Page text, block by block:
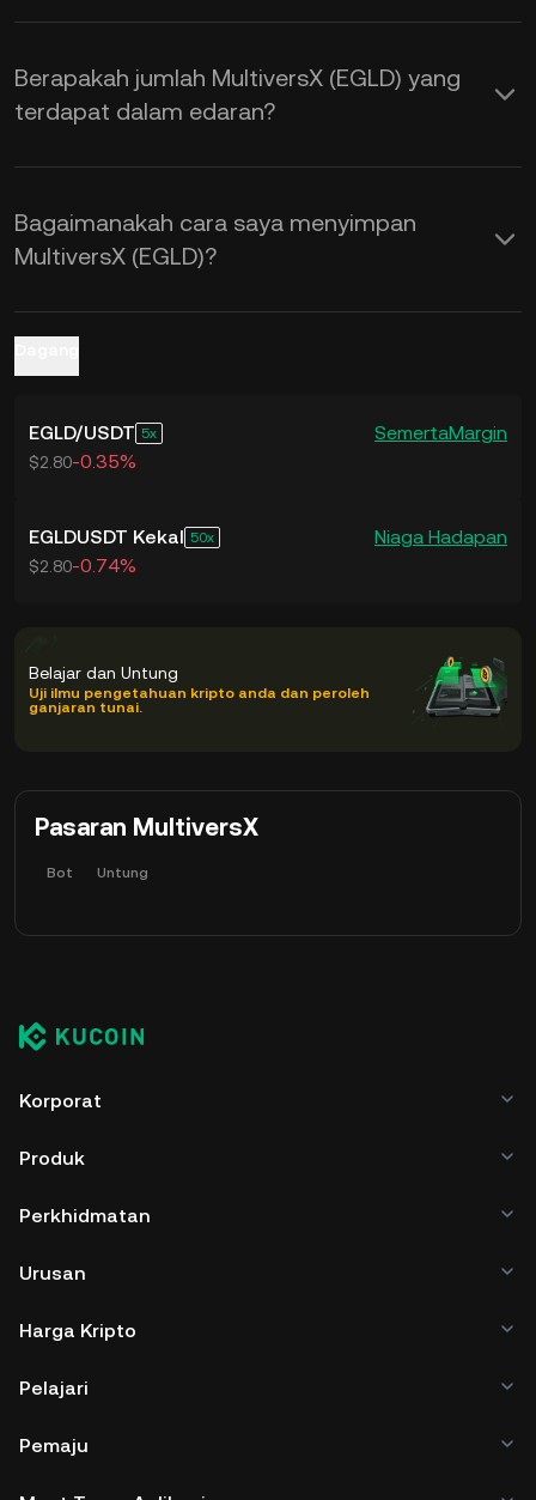
EGLD kepada USDmasa nyata.
Berapakah jumlah MultiversX (EGLD) yang
terdapat dalam edaran?
Bagaimanakah cara saya menyimpan
MultiversX (EGLD)?
EGLD/USDT 5 SemertaMargin
$2.80-0.35%
EGLDUSDT Kekal 50 Niaga Hadapan
$2.80-0.74%
Belajar dan Untung
Uji ilmu pengetahuan kripto anda dan peroleh
ganjaran tunai.
Pasaran MultiversX
Bot Untung
Korporat
Produk
Perkhidmatan
Urusan
Harga Kripto
Pelajari
Pemaju